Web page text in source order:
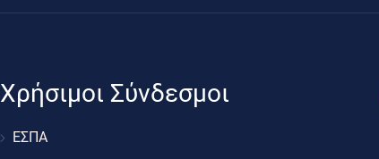
Χρήσιμοι Σύνδεσμοι
ΕΣΠΑ